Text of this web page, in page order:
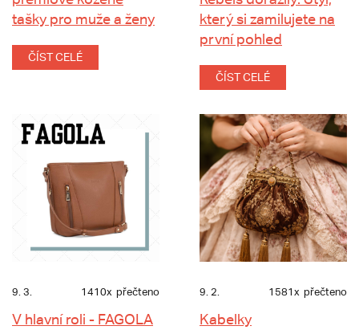
tašky pro muže a ženy
ČÍST CELÉ
který si zamilujete na
první pohled
ČÍST CELÉ
9. 3. 1410x přečteno
V hlavní roli - FAGOLA
9. 2. 1581x přečteno
Kabelky